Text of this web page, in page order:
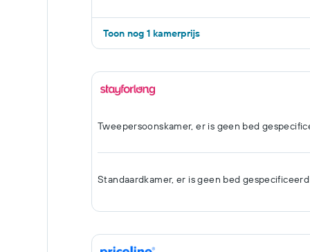
Toon nog 1 kamerprijs
Tweepersoonskamer, er is geen bed
Standaardkamer, er is geen bed gespecificeerd